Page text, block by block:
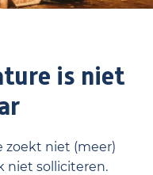
is niet
zoekt niet (meer)
niet solliciteren.